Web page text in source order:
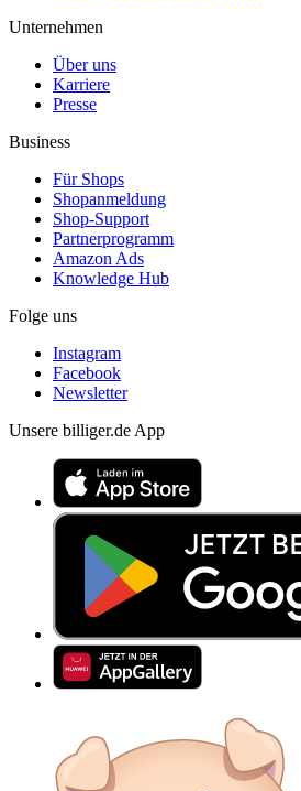
Unternehmen
Über uns
Karriere
Presse
Business
Für Shops
Shopanmeldung
Shop-Support
Partnerprogramm
Amazon Ads
Knowledge Hub
Folge uns
Instagram
Facebook
Newsletter
Unsere billiger.de App